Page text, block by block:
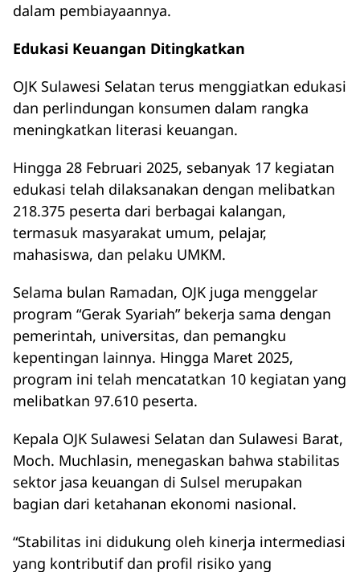
dalam pembiayaannya.
Edukasi Keuangan Ditingkatkan
OJK Sulawesi Selatan terus menggiatkan edukasi
dan perlindungan konsumen dalam rangka
meningkatkan literasi keuangan.
Hingga 28 Februari 2025, sebanyak 17 kegiatan
edukasi telah dilaksanakan dengan melibatkan
218.375 peserta dari berbagai kalangan,
termasuk masyarakat umum, pelajar,
mahasiswa, dan pelaku UMKM.
Selama bulan Ramadan, OJK juga menggelar
program “Gerak Syariah” bekerja sama dengan
pemerintah, universitas, dan pemangku
kepentingan lainnya. Hingga Maret 2025,
program ini telah mencatatkan 10 kegiatan yang
melibatkan 97.610 peserta.
Kepala OJK Sulawesi Selatan dan Sulawesi Barat,
Moch. Muchlasin, menegaskan bahwa stabilitas
sektor jasa keuangan di Sulsel merupakan
bagian dari ketahanan ekonomi nasional.
“Stabilitas ini didukung oleh kinerja intermediasi
yang kontributif dan profil risiko yang